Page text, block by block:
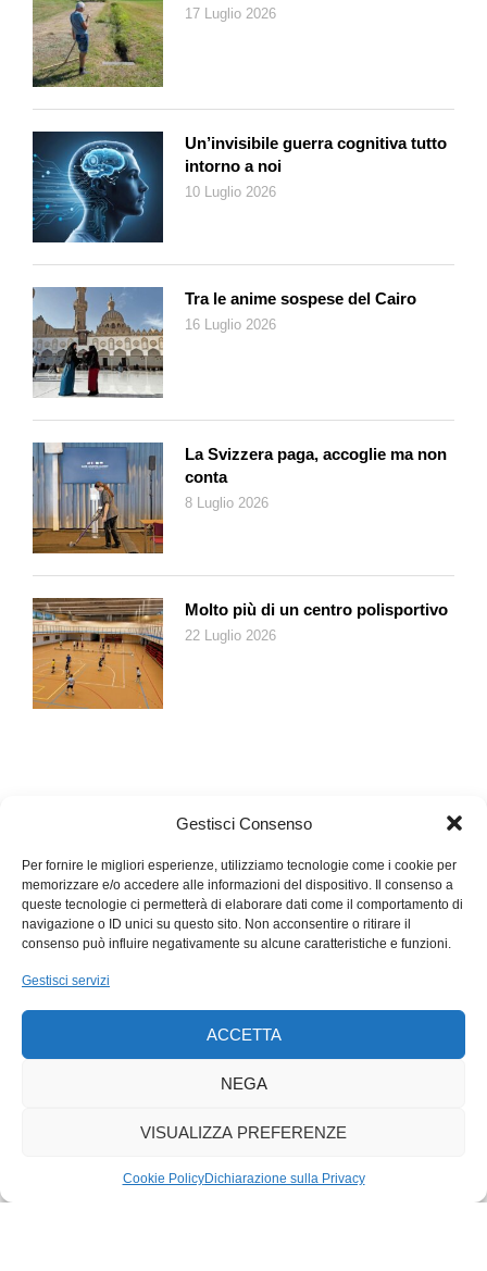
Gestisci Consenso
Per fornire le migliori esperienze, utilizziamo tecnologie come i cookie per
memorizzare e/o accedere alle informazioni del dispositivo. Il consenso a
queste tecnologie ci permetterà di elaborare dati come il comportamento di
navigazione o ID unici su questo sito. Non acconsentire o ritirare il
consenso può influire negativamente su alcune caratteristiche e funzioni.
Gestisci servizi
ACCETTA
NEGA
VISUALIZZA PREFERENZE
Cookie PolicyDichiarazione sulla Privacy
«Quattrocentotredici, a essere precisi», dico.
«Ma, mi scusi», dice Isa, «come fa un libro di
quattrocentotredici anni fa a essere ancora interessante?».
«E perché non dovrebbe esserlo?», dico.
«Ma», dice Isa, «io ogni tanto leggo, lo sa, prendo qualche
libro, cerco delle storie che riguardino il mondo in cui vivo, le
«Il suo è un criterio sensato», dico. «Io ne ho un altro».
«E cioè?», dice Isa.
cose vicino o lontane, del mio tempo o di tempi antichi, non mi
importa molto. Anzi, direi niente».
«La bellezza», dice Isa.
«Sì», dico.
«E che cos’è la bellezza?», dice Isa.
«Oh, be’», dico. «Lei sa distinguere un bell’uomo da un uomo
brutto, no?».
«Se vuole farsi dire che è un bell’uomo», dice Isa, «sappia che
«Comunque sì», dice Isa, «so riconoscere un bell’uomo».
«A prima vista?», dico.
«A primissima vista», dice Isa.
dico.
Isa ci pensa su. «Onestamente no», dice. «È un istinto. È una
cosa che so da sempre».
17 Luglio 2026
Un’invisibile guerra cognitiva tutto
intorno a noi
10 Luglio 2026
Tra le anime sospese del Cairo
16 Luglio 2026
La Svizzera paga, accoglie ma non
conta
8 Luglio 2026
Molto più di un centro polisportivo
22 Luglio 2026